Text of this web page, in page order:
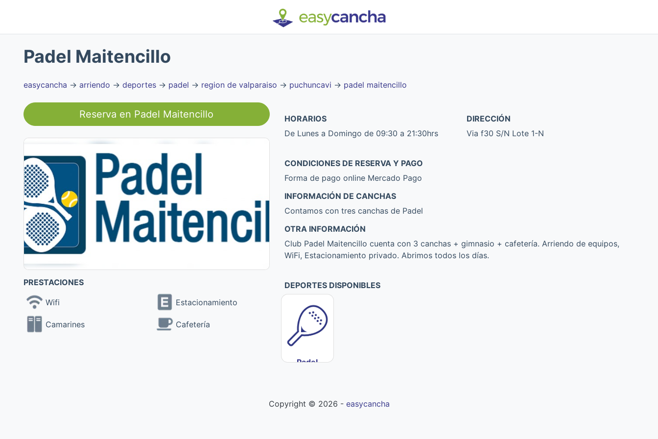
Padel Maitencillo
easycancha → arriendo → deportes → padel → region de valparaiso → puchuncavi → padel maitencillo
Reserva en Padel Maitencillo
PRESTACIONES
Wifi Estacionamiento
Camarines Cafetería
HORARIOS
De Lunes a Domingo de 09:30 a 21:30hrs
DIRECCIÓN
Via f30 S/N Lote 1-N
CONDICIONES DE RESERVA Y PAGO
Forma de pago online Mercado Pago
INFORMACIÓN DE CANCHAS
Contamos con tres canchas de Padel
OTRA INFORMACIÓN
Club Padel Maitencillo cuenta con 3 canchas + gimnasio + cafetería. Arriendo de equipos,
WiFi, Estacionamiento privado. Abrimos todos los días.
DEPORTES DISPONIBLES
Padel
Copyright © 2026 - easycancha